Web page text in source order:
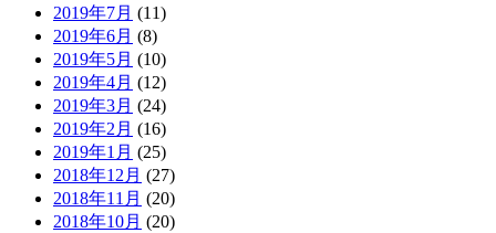
2019年7月 (11)
2019年6月 (8)
2019年5月 (10)
2019年4月 (12)
2019年3月 (24)
2019年2月 (16)
2019年1月 (25)
2018年12月 (27)
2018年11月 (20)
2018年10月 (20)